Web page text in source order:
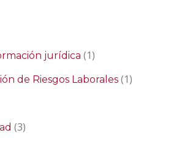
jurídica (1)
de Riesgos Laborales (1)
(3)